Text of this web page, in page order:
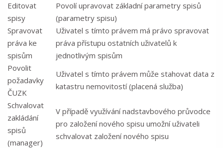
Editovat
spisy
Povolí upravovat základní parametry spisů
(parametry spisu)
Spravovat
práva ke
spisům
Uživatel s tímto právem má právo spravovat
práva přístupu ostatních uživatelů k
jednotlivým spisům
Povolit
požadavky
ČUZK
Uživatel s tímto právem může stahovat data z
katastru nemovitostí (placená služba)
Schvalovat
zakládání
spisů
(manager)
V případě využívání nadstavbového průvodce
pro založení nového spisu umožní uživateli
schvalovat založení nového spisu